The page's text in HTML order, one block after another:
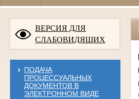
ВЕРСИЯ ДЛЯ
СЛАБОВИДЯЩИХ
ПОДАЧА
ПРОЦЕССУАЛЬНЫХ
ДОКУМЕНТОВ В
ЭЛЕКТРОННОМ ВИДЕ